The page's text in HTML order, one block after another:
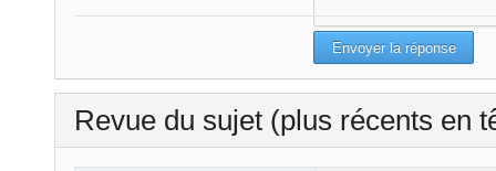
Revue du sujet (plus récents en